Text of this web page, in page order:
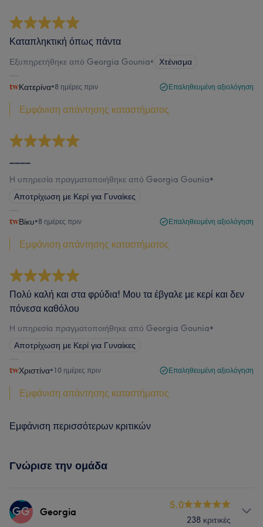
Καταπληκτική όπως πάντα
Εξυπηρετήθηκε από Georgia Gounia• Χτένισμα
Κατερίνα•8 ημέρες πριν Επαληθευμένη αξιολόγηση
Εμφάνιση απάντησης καταστήματος
Η υπηρεσία πραγματοποιήθηκε από Georgia Gounia•
Αποτρίχωση με Κερί για Γυναίκες
Βίκυ•8 ημέρες πριν Επαληθευμένη αξιολόγηση
Εμφάνιση απάντησης καταστήματος
Πολύ καλή και στα φρύδια! Μου τα έβγαλε με κερί και δεν
πόνεσα καθόλου
Η υπηρεσία πραγματοποιήθηκε από Georgia Gounia•
Αποτρίχωση με Κερί για Γυναίκες
Χριστίνα•10 ημέρες πριν Επαληθευμένη αξιολόγηση
Εμφάνιση απάντησης καταστήματος
Εμφάνιση περισσότερων κριτικών
Γνώρισε την ομάδα
GG Georgia
5.0
238 κριτικές